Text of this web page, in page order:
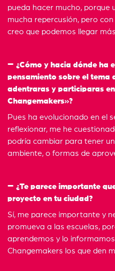
pueda hacer mucho, porque
mucha repercusión, pero
creo que podemos llegar
¿Cómo y hacia dónde ha
pensamiento sobre el tema
adentraras y participaras
Changemakers»?
Pues ha evolucionado en el
reflexionar, me he
podría cambiar para tener
ambiente, o formas de
¿Te parece importante
proyecto en tu ciudad?
Sí, me parece importante y
promueva a las escuelas,
aprendemos y lo
Changemakers los que den